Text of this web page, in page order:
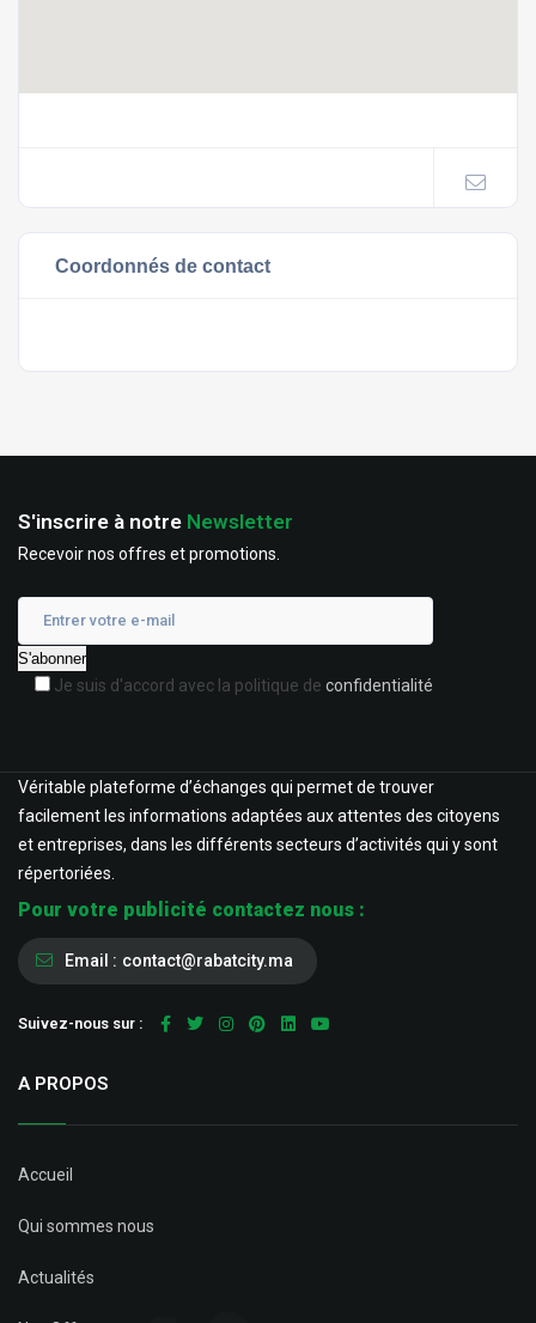
Coordonnés de contact
S'inscrire à notre Newsletter
Recevoir nos offres et promotions.
Je suis d'accord avec la politique de confidentialité
Véritable plateforme d’échanges qui permet de trouver
facilement les informations adaptées aux attentes des citoyens
et entreprises, dans les différents secteurs d’activités qui y sont
répertoriées.
Pour votre publicité contactez nous :
Email : contact@rabatcity.ma
Suivez-nous sur :
A PROPOS
Accueil
Qui sommes nous
Actualités